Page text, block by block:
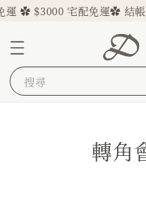
$3000 宅配免運✿ 結帳滿
搜尋
轉角